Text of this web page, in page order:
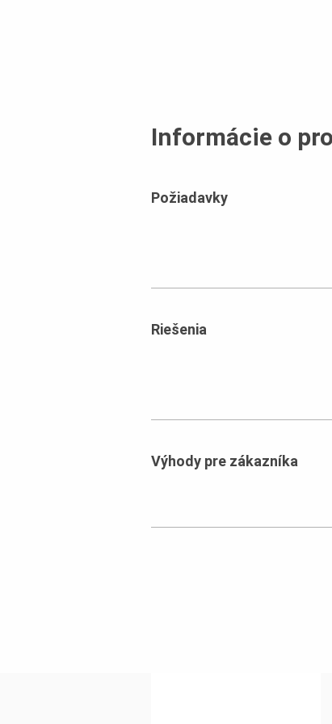
Informácie o
Požiadavky
Riešenia
Výhody pre zákazníka